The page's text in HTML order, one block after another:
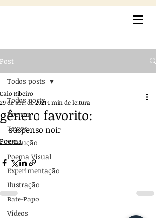
Post
Todos posts
Poema
Textos
Tradução
Poema Visual
Experimentação
Ilustração
Bate-Papo
Vídeos
Todos posts
gênero favorito:
Caio Ribeiro
29 de abr. de 2021 1 min de leitura
suspenso noir
Poema